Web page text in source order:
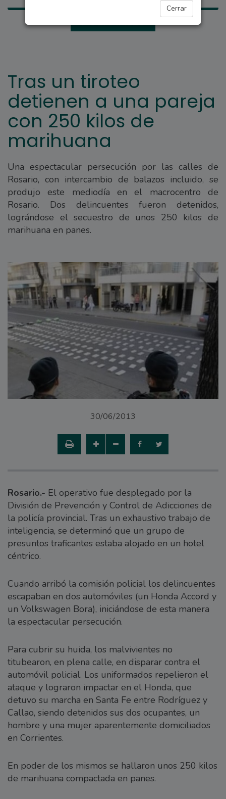
Cerrar
POLICIALES
Tras un tiroteo
detienen a una pareja
con 250 kilos de
marihuana
Una espectacular persecución por las calles de
Rosario, con intercambio de balazos incluido, se
produjo este mediodía en el macrocentro de
Rosario. Dos delincuentes fueron detenidos,
lográndose el secuestro de unos 250 kilos de
marihuana en panes.
30/06/2013
Rosario.- El operativo fue desplegado por la
División de Prevención y Control de Adicciones de
la policía provincial. Tras un exhaustivo trabajo de
inteligencia, se determinó que un grupo de
presuntos traficantes estaba alojado en un hotel
céntrico.
Cuando arribó la comisión policial los delincuentes
escapaban en dos automóviles (un Honda Accord y
un Volkswagen Bora), iniciándose de esta manera
la espectacular persecución.
Para cubrir su huida, los malvivientes no
titubearon, en plena calle, en disparar contra el
automóvil policial. Los uniformados repelieron el
ataque y lograron impactar en el Honda, que
detuvo su marcha en Santa Fe entre Rodríguez y
Callao, siendo detenidos sus dos ocupantes, un
hombre y una mujer aparentemente domiciliados
en Corrientes.
En poder de los mismos se hallaron unos 250 kilos
de marihuana compactada en panes.